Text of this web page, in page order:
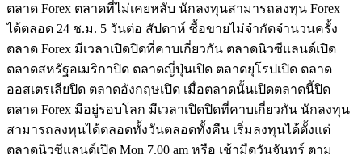
ตลาด Forex ตลาดที่ไม่เคยหลับ นักลงทุนสามารถลงทุน Forex
ได้ตลอด 24 ช.ม. 5 วันต่อ สัปดาห์ ซื้อขายไม่จำกัดจำนวนครั้ง
ตลาด Forex มีเวลาเปิดปิดที่คาบเกี่ยวกัน ตลาดนิวซีแลนด์เปิด
ตลาดสหรัฐอเมริกาปิด ตลาดญี่ปุ่นเปิด ตลาดยุโรปเปิด ตลาด
ออสเตรเลียปิด ตลาดอังกฤษเปิด เมื่อตลาดนั้นเปิดตลาดนี้ปิด
ตลาด Forex มีอยู่รอบโลก มีเวลาเปิดปิดที่คาบเกี่ยวกัน นักลงทุน
สามารถลงทุนได้ตลอดทั้งวันตลอดทั้งคืน เริ่มลงทุนได้ตั้งแต่
ตลาดนิวซีแลนด์เปิด Mon 7.00 am หรือ เช้ามืดวันจันทร์ ตาม